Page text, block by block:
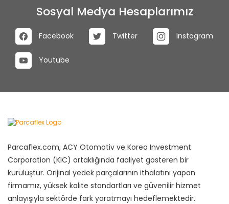
Sosyal Medya Hesaplarımız
Facebook Twitter Instagram
Youtube
Parcaflex.com, ACY Otomotiv ve Korea Investment
Corporation (KIC) ortaklığında faaliyet gösteren bir
kuruluştur. Orijinal yedek parçalarının ithalatını yapan
firmamız, yüksek kalite standartları ve güvenilir hizmet
anlayışıyla sektörde fark yaratmayı hedeflemektedir.